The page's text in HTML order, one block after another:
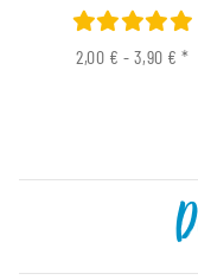
2,00 € - 3,90 €*